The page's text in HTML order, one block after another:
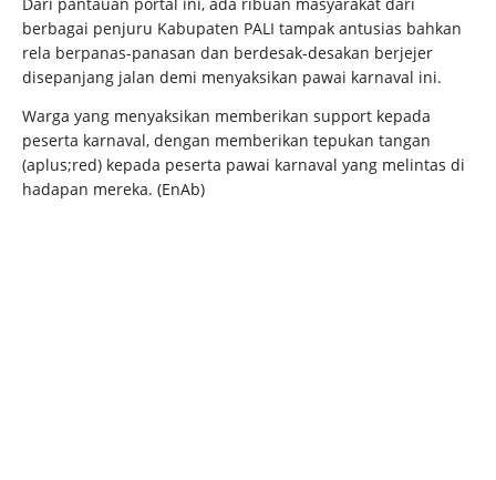
berbagai penjuru Kabupaten PALI tampak antusias bahkan
rela berpanas-panasan dan berdesak-desakan berjejer
disepanjang jalan demi menyaksikan pawai karnaval ini.
Warga yang menyaksikan memberikan support kepada
peserta karnaval, dengan memberikan tepukan tangan
(aplus;red) kepada peserta pawai karnaval yang melintas di
hadapan mereka. (EnAb)